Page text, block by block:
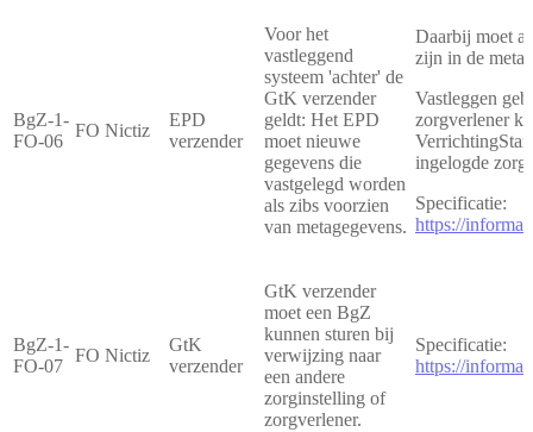
BgZ-1-
FO-06
FO Nictiz
EPD
verzender
Voor het
vastleggend
systeem 'achter' de
GtK verzender
geldt: Het EPD
moet nieuwe
gegevens die
vastgelegd worden
als zibs voorzien
van metagegevens.
Daarbij moet
zijn in de
Vastleggen
zorgverlener
ingelogde
Specificatie:
https://
BgZ-1-
FO-07
FO Nictiz
GtK
verzender
GtK verzender
moet een BgZ
kunnen sturen bij
verwijzing naar
een andere
zorginstelling of
zorgverlener.
Specificatie:
https://